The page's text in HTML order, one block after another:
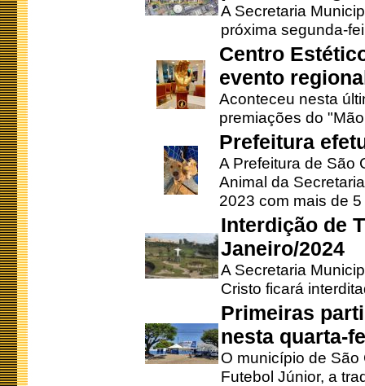
A Secretaria
próxima segunda-
Centro
evento
Aconteceu nesta
premiações do
Prefeitura
A Prefeitura de São
Animal da
2023 com mais de 5
Interdição de
Janeiro/2024
A Secretaria
Cristo ficará
Primeiras
nesta quarta-
O município de
Futebol Júnior, a